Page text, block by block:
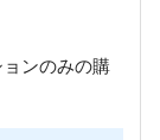
ンのみの購